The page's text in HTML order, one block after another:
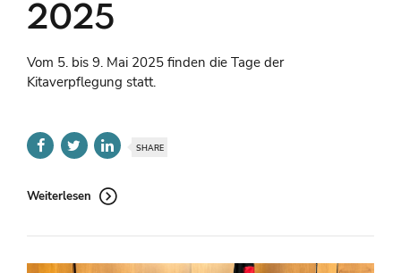
2025
Vom 5. bis 9. Mai 2025 finden die Tage der
Kitaverpflegung statt.
SHARE
Weiterlesen